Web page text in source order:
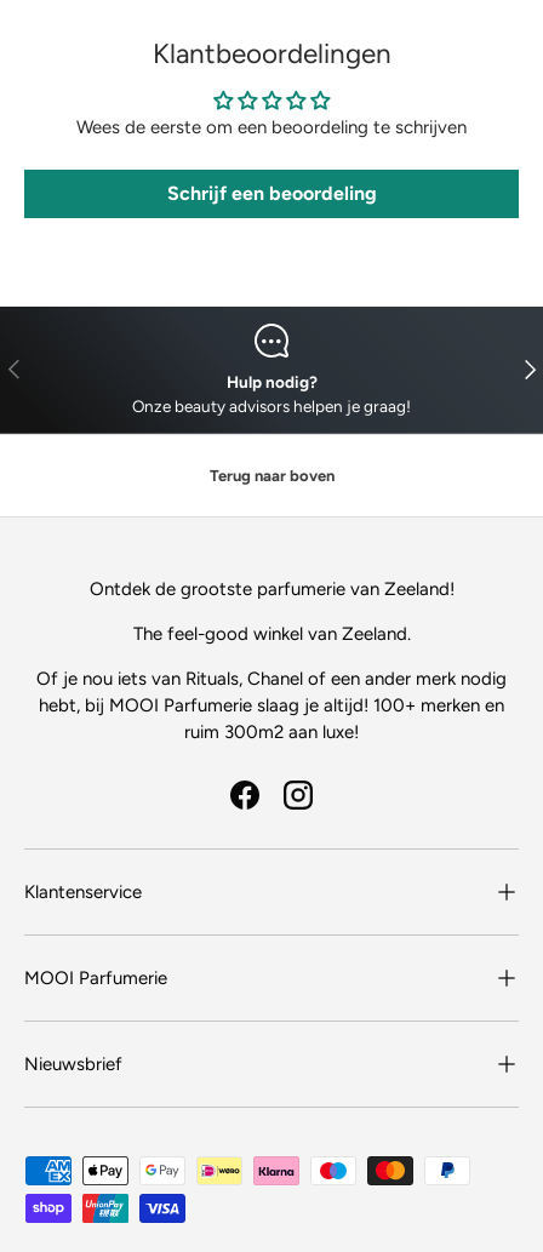
Klantbeoordelingen
Wees de eerste om een beoordeling te schrijven
Schrijf een beoordeling
VORIGE
Hulp nodig?
Onze beauty advisors helpen je graag!
Terug naar boven
Ontdek de grootste parfumerie van Zeeland!
The feel-good winkel van Zeeland.
Of je nou iets van Rituals, Chanel of een ander merk nodig
hebt, bij MOOI Parfumerie slaag je altijd! 100+ merken en
ruim 300m2 aan luxe!
FacebookInstagram
Klantenservice
MOOI Parfumerie
Nieuwsbrief
Geaccepteerde betaalmethoden